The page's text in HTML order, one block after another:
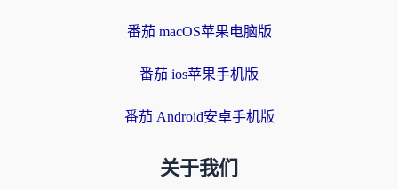
番茄 macOS苹果电脑版
番茄 ios苹果手机版
番茄 Android安卓手机版
关于我们